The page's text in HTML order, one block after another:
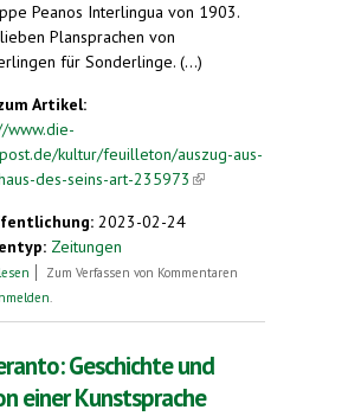
Peanos Interlingua von 1903.
Plansprachen von
für Sonderlinge. (...)
Artikel:
www.die-
kultur/feuilleton/auszug-aus-
des-seins-art-235973 (link is
2023-02-24
Zeitungen
über Auszug aus dem Haus des Seins
Zum Verfassen von Kommentaren
.
Geschichte und
einer Kunstsprache